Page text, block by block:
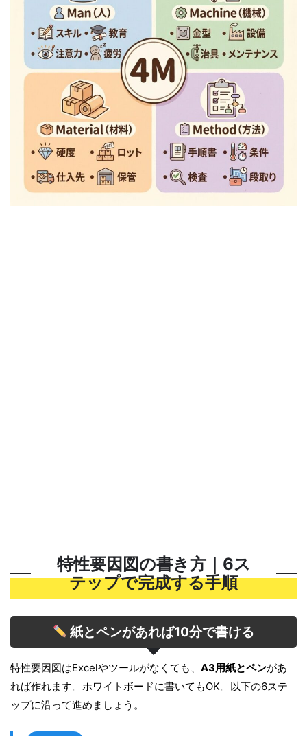
特性要因図の書き方｜6ス
テップで完成する手順
紙とペンがあれば10分で書ける
特性要因図はExcelやツールがなくても、 A3用紙とペンがあ
れば作れます。ホワイトボードに書いてもOK。以下の6ステ
ップに沿って進めましょう。